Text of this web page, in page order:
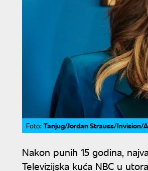
Foto: Tanjug/Jordan Strauss/Invision/
Nakon punih 15 godina,
Televizijska kuća NBC u